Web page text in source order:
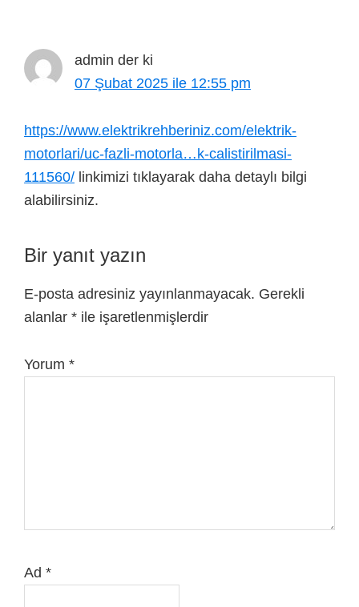
admin der ki
07 Şubat 2025 ile 12:55 pm
https://www.elektrikrehberiniz.com/elektrik-
motorlari/uc-fazli-motorla…k-calistirilmasi-
111560/ linkimizi tıklayarak daha detaylı bilgi
alabilirsiniz.
Bir yanıt yazın
E-posta adresiniz yayınlanmayacak. Gerekli
alanlar * ile işaretlenmişlerdir
Yorum *
Ad *